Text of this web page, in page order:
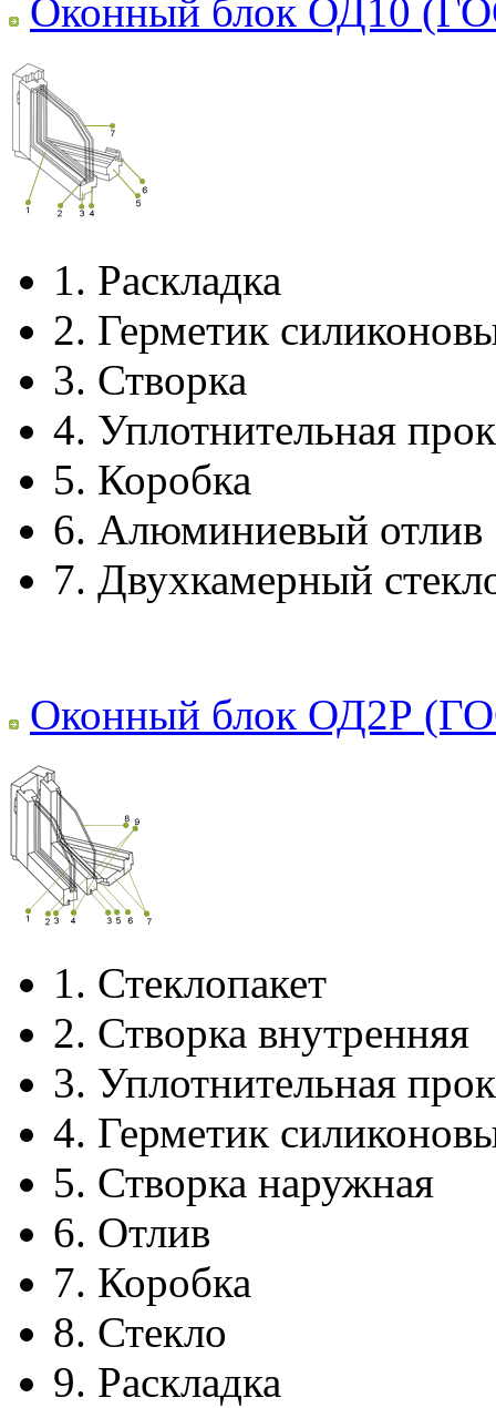
Оконный блок ОД10
1. Раскладка
2. Герметик
3. Створка
4. Уплотнительная
5. Коробка
6. Алюминиевый отлив
7. Двухкамерный
Оконный блок ОД2Р
1. Стеклопакет
2. Створка внутренняя
3. Уплотнительная
4. Герметик
5. Створка наружная
6. Отлив
7. Коробка
8. Стекло
9. Раскладка